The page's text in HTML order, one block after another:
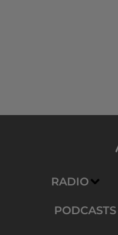
RADIO
PODCASTS